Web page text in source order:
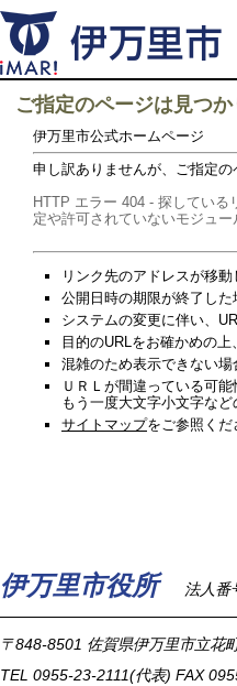
ご指定のページは見つか
伊万里市公式ホームページ
申し訳ありませんが、ご指定の
HTTP エラー 404 - 探してい
定や許可されていないモジュ
リンク先のアドレスが移
公開日時の期限が終了した
システムの変更に伴い、
目的のURLをお確かめの
混雑のため表示できない
ＵＲＬが間違っている可能
もう一度大文字小文字な
サイトマップをご参照くだ
伊万里市役所 法人
〒848-8501 佐賀県伊万里市立花
TEL 0955-23-2111(代表) FAX